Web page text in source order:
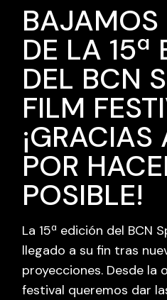
BAJAMOS
DE LA 15ª
DEL BCN
FILM
POR
POSIBLE!
La 15ª edición del BCN
llegado a su fin tras
proyecciones. Desde la
festival queremos dar